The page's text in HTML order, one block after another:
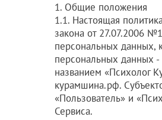
1. Общие положения
1.1. Настоящая
закона от 27.07.2006
персональных данных,
персональных данных
названием «Психолог
курамшина.рф.
«Пользователь» и
Сервиса.